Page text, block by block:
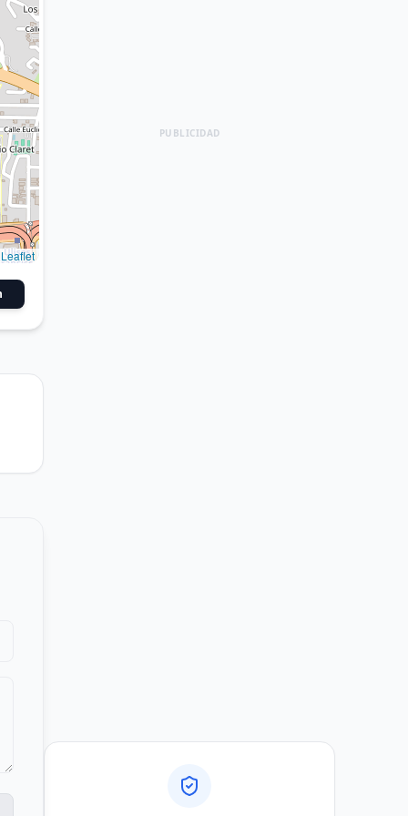
PUBLICIDAD